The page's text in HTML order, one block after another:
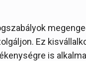
Ez
is